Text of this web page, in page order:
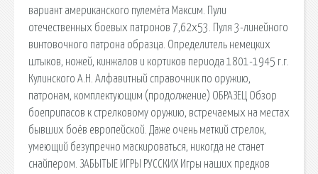
вариант американского пулемёта Максим. Пули
отечественных боевых патронов 7,62х53. Пуля 3-линейного
винтовочного патрона образца. Определитель немецких
штыков, ножей, кинжалов и кортиков периода 1801-1945 г.г.
Кулинского А.Н. Алфавитный справочник по оружию,
патронам, комплектующим (продолжение) ОБРАЗЕЦ Обзор
боеприпасов к стрелковому оружию, встречаемых на местах
бывших боёв европейской. Даже очень меткий стрелок,
умеющий безупречно маскироваться, никогда не станет
снайпером. ЗАБЫТЫЕ ИГРЫ РУССКИХ Игры наших предков